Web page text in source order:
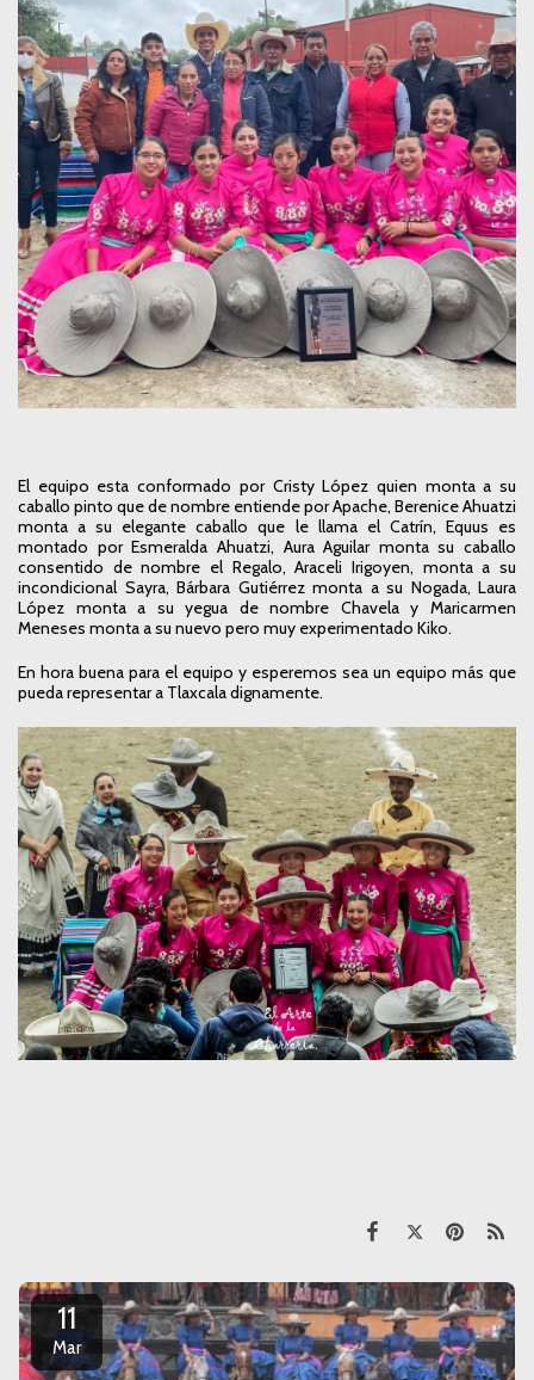
El equipo esta conformado por Cristy López quien monta a su
caballo pinto que de nombre entiende por Apache, Berenice Ahuatzi
monta a su elegante caballo que le llama el Catrín, Equus es
montado por Esmeralda Ahuatzi, Aura Aguilar monta su caballo
consentido de nombre el Regalo, Araceli Irigoyen, monta a su
incondicional Sayra, Bárbara Gutiérrez monta a su Nogada, Laura
López monta a su yegua de nombre Chavela y Maricarmen
Meneses monta a su nuevo pero muy experimentado Kiko.
En hora buena para el equipo y esperemos sea un equipo más que
pueda representar a Tlaxcala dignamente.
11
Mar